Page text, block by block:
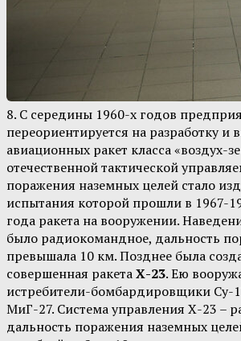
8. С середины 1960-х годов
переориентируется на разработку и
авиационных ракет класса «воздух-
отечественной тактической
поражения наземных целей стало
испытания которой прошли в 1967-
года ракета на вооружении.
было радиокомандное, дальность
превышала 10 км. Позднее была
совершенная ракетаХ-23. Ею
истребители-бомбардировщики Су-
МиГ-27. Система управления Х-23 –
дальность поражения наземных